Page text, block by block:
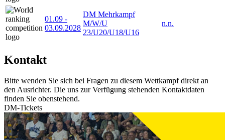
01.09 -
03.09.2028
DM Mehrkampf
M/W/U
23/U20/U18/U16
n.n.
Kontakt
Bitte wenden Sie sich bei Fragen zu diesem Wettkampf direkt an
den Ausrichter. Die uns zur Verfügung stehenden Kontaktdaten
finden Sie obenstehend.
DM-Tickets